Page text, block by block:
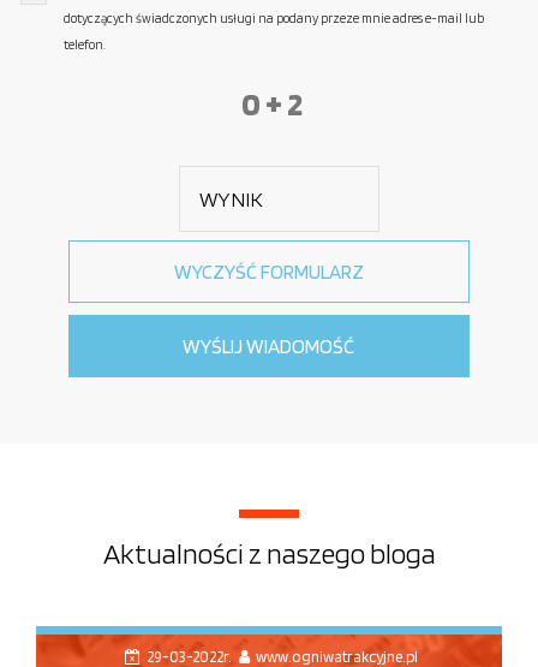
dotyczących świadczonych usługi na podany przeze mnie adres e-mail lub
telefon.
0 + 2
Aktualności z naszego bloga
29-03-2022r. www.ogniwatrakcyjne.pl